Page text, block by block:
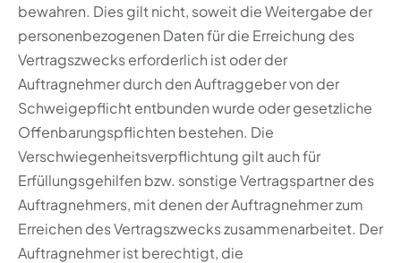
bewahren. Dies gilt nicht, soweit die Weitergabe der
personenbezogenen Daten für die Erreichung des
Vertragszwecks erforderlich ist oder der
Auftragnehmer durch den Auftraggeber von der
Schweigepflicht entbunden wurde oder gesetzliche
Offenbarungspflichten bestehen. Die
Verschwiegenheitsverpflichtung gilt auch für
Erfüllungsgehilfen bzw. sonstige Vertragspartner des
Auftragnehmers, mit denen der Auftragnehmer zum
Erreichen des Vertragszwecks zusammenarbeitet. Der
Auftragnehmer ist berechtigt, die